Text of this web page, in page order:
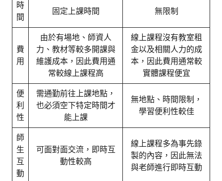
時
間
固定上課時間 無限制
費
用
由於有場地、師資人
力、教材等較多開課與
維護成本，因此費用通
常較線上課程高
線上課程沒有教室租
金以及相關人力的成
本，因此費用通常較
實體課程便宜
便
利
性
需通勤前往上課地點，
也必須空下特定時間才
能上課
無地點、時間限制，
學習便利性較佳
師
生
互
動
可面對面交流，即時互
動性較高
線上課程多為事先錄
製的內容，因此無法
與老師進行即時互動